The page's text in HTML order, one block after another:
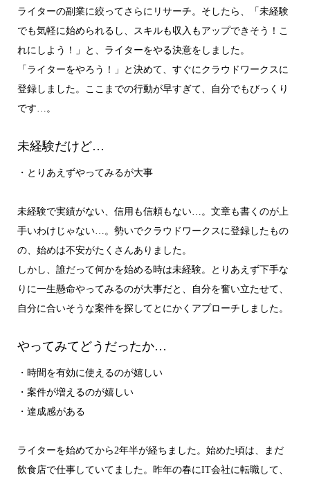
ライターの副業に絞ってさらにリサーチ。そしたら、「未経験
でも気軽に始められるし、スキルも収入もアップできそう！こ
れにしよう！」と、ライターをやる決意をしました。
「ライターをやろう！」と決めて、すぐにクラウドワークスに
登録しました。ここまでの行動が早すぎて、自分でもびっくり
です…。
未経験だけど…
・とりあえずやってみるが大事
未経験で実績がない、信用も信頼もない…。文章も書くのが上
手いわけじゃない…。勢いでクラウドワークスに登録したもの
の、始めは不安がたくさんありました。
しかし、誰だって何かを始める時は未経験。とりあえず下手な
りに一生懸命やってみるのが大事だと、自分を奮い立たせて、
自分に合いそうな案件を探してとにかくアプローチしました。
やってみてどうだったか…
・時間を有効に使えるのが嬉しい
・案件が増えるのが嬉しい
・達成感がある
ライターを始めてから2年半が経ちました。始めた頃は、まだ
飲食店で仕事していてました。昨年の春にIT会社に転職して、